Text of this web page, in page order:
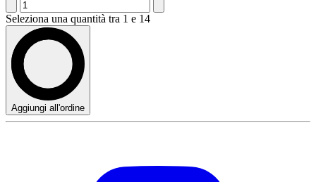
Seleziona una quantità tra 1 e 14
Aggiungi all'ordine